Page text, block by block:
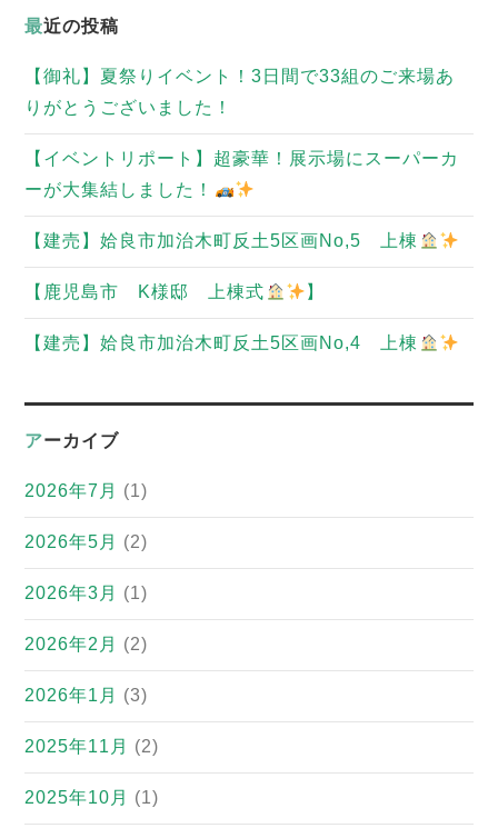
最近の投稿
【御礼】夏祭りイベント！3日間で33組のご来場あ
りがとうございました！
【イベントリポート】超豪華！展示場にスーパーカ
ーが大集結しました！
【建売】姶良市加治木町反土5区画No,5 上棟
【鹿児島市 K様邸 上棟式 】
【建売】姶良市加治木町反土5区画No,4 上棟
アーカイブ
2026年7月 (1)
2026年5月 (2)
2026年3月 (1)
2026年2月 (2)
2026年1月 (3)
2025年11月 (2)
2025年10月 (1)